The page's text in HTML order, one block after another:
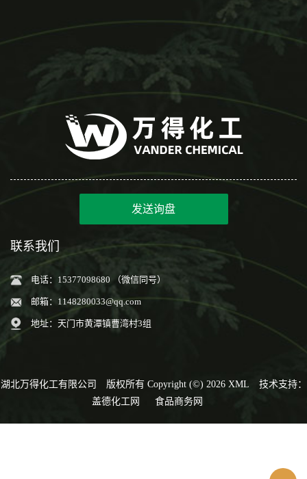
发送询盘
联系我们
电话：15377098680 （微信同号）
邮箱： 1148280033@qq.com
地址：天门市黄潭镇曹湾村3组
湖北万得化工有限公司 版权所有 Copyright (©) 2026 XML
技术支持：
盖德化工网
食品商务网